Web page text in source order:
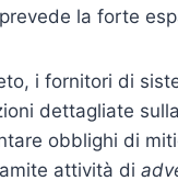
la forte
i fornitori di
dettagliate
obblighi di
attività di